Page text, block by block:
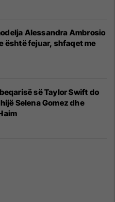
Alessandra Ambrosio
është fejuar, shfaqet me
së Taylor Swift do
Selena Gomez dhe